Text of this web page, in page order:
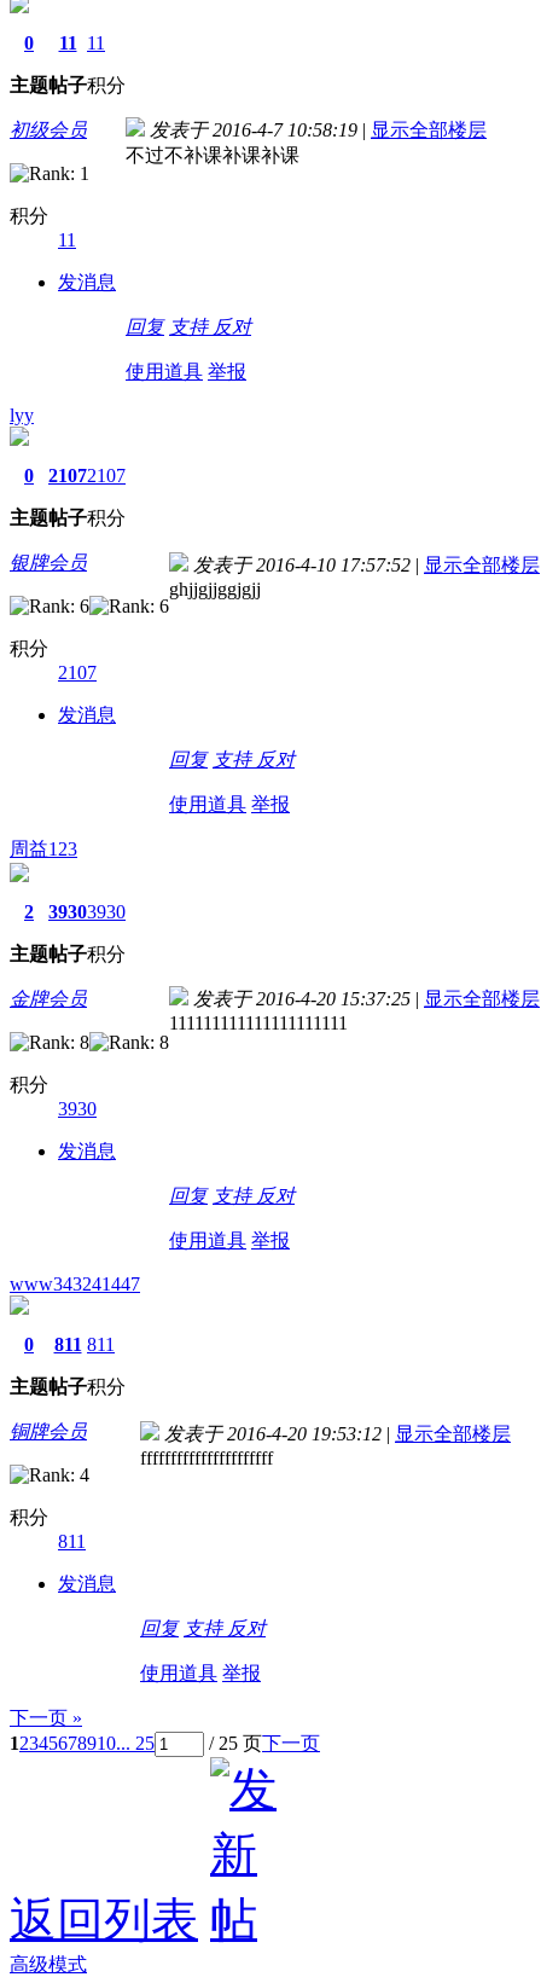
0
主题
11
帖子
11
积分
初级会员
积分
11
发消息
发表于 2016-4-7 10:58:19 | 显示全部楼层
不过不补课补课补课
回复 支持 反对
使用道具 举报
lyy
0
主题
2107
帖子
2107
积分
银牌会员
积分
2107
发消息
发表于 2016-4-10 17:57:52 | 显示全部楼层
ghjjgjjggjgjj
回复 支持 反对
使用道具 举报
周益123
2
主题
3930
帖子
3930
积分
金牌会员
积分
3930
发消息
发表于 2016-4-20 15:37:25 | 显示全部楼层
111111111111111111111
回复 支持 反对
使用道具 举报
www343241447
0
主题
811
帖子
811
积分
铜牌会员
积分
811
发消息
发表于 2016-4-20 19:53:12 | 显示全部楼层
ffffffffffffffffffffff
回复 支持 反对
使用道具 举报
下一页 »
12345678910... 25 / 25 页下一页
返回列表
高级模式